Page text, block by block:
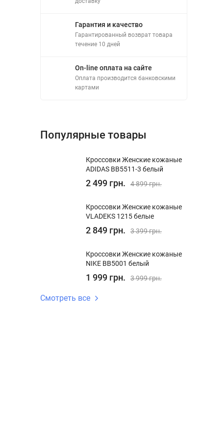
Гарантия и качество
Гарантированный возврат товара
течение 10 дней
On-line оплата на сайте
Оплата производится банковскими
картами
Популярные товары
Кроссовки Женские кожаные
ADIDAS BB5511-3 белый
2 499 грн. 4 899 грн.
Кроссовки Женские кожаные
VLADEKS 1215 белые
2 849 грн. 3 399 грн.
Кроссовки Женские кожаные
NIKE BB5001 белый
1 999 грн. 3 999 грн.
Смотреть все